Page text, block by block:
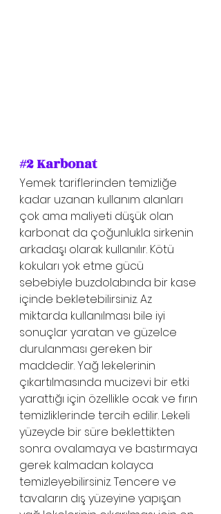
#2 Karbonat
Yemek tariflerinden temizliğe
kadar uzanan kullanım alanları
çok ama maliyeti düşük olan
karbonat da çoğunlukla sirkenin
arkadaşı olarak kullanılır. Kötü
kokuları yok etme gücü
sebebiyle buzdolabında bir kase
içinde bekletebilirsiniz. Az
miktarda kullanılması bile iyi
sonuçlar yaratan ve güzelce
durulanması gereken bir
maddedir. Yağ lekelerinin
çıkartılmasında mucizevi bir etki
yarattığı için özellikle ocak ve fırın
temizliklerinde tercih edilir. Lekeli
yüzeyde bir süre beklettikten
sonra ovalamaya ve bastırmaya
gerek kalmadan kolayca
temizleyebilirsiniz. Tencere ve
tavaların dış yüzeyine yapışan